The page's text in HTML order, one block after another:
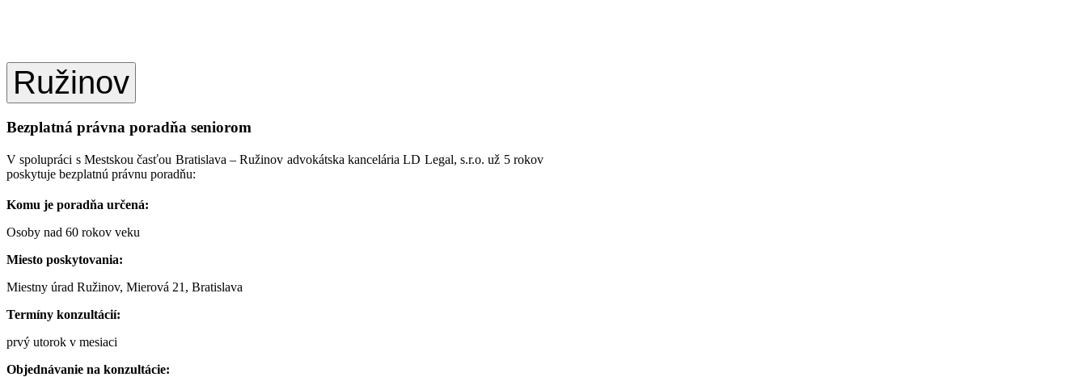
Ružinov
Bezplatná právna poradňa seniorom
V spolupráci s Mestskou časťou Bratislava – Ružinov advokátska kancelária LD Legal, s.r.o. už 5 rokov
poskytuje bezplatnú právnu poradňu:
Komu je poradňa určená:
Osoby nad 60 rokov veku
Miesto poskytovania:
Miestny úrad Ružinov, Mierová 21, Bratislava
Termíny konzultácií:
prvý utorok v mesiaci
Objednávanie na konzultácie: